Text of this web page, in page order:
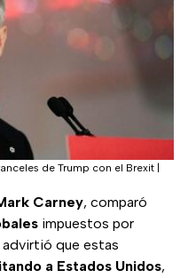
de Trump con el Brexit
Carney, comparó
impuestos por
advirtió que estas
a Estados Unidos,